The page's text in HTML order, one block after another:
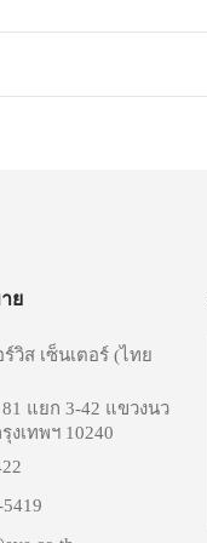
ย
วิส เซ็นเตอร์ (ไทย
แยก 3-42 แขวงนว
เทพฯ 10240